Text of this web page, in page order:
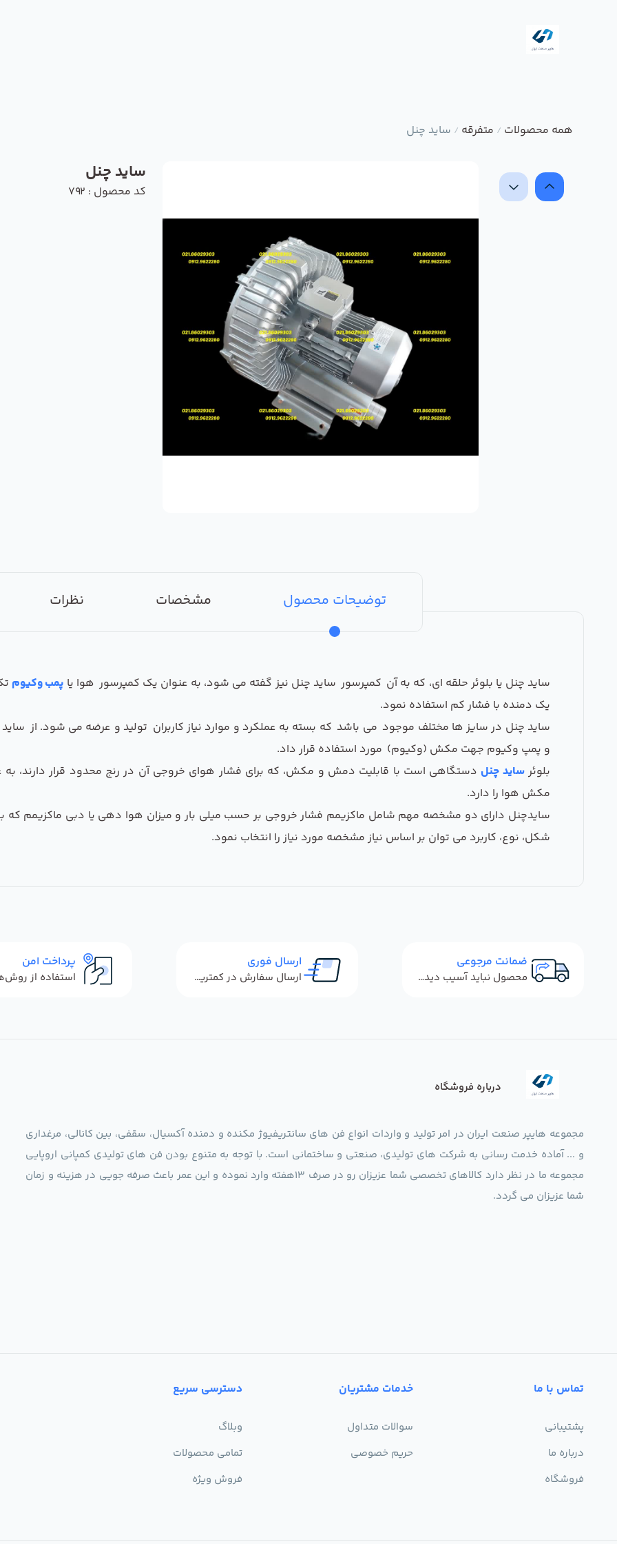
همه محصولات / متفرقه / ساید چنل
ساید چنل
کد محصول : 792
توضیحات محصول مشخصات نظرات
ساید چنل یا بلوئر حلقه ای، که به آن کمپرسور ساید چنل نیز گفته می شود، به عنوان یک کمپرسور هوا یا پمب وکیوم
یک دمنده با فشار کم استفاده نمود.
ساید چنل در سایز ها مختلف موجود می باشد که بسته به عملکرد و موارد نیاز کاربران تولید و عرضه می شود. از
و پمپ وکیوم جهت مکش (وکیوم) مورد استفاده قرار داد.
بلوئرساید چنل دستگاهی است با قابلیت دمش و مکش، که برای فشار هوای خروجی آن در رنج محدود قرار دارند،
مکش هوا را دارد.
سایدچنل دارای دو مشخصه مهم شامل ماکزیمم فشار خروجی بر حسب میلی بار و میزان هوا دهی یا دبی ماکزیمم
شکل، نوع، کاربرد می توان بر اساس نیاز مشخصه مورد نیاز را انتخاب نمود.
ضمانت مرجوعی
محصول نباید آسیب دیده باشد
ارسال فوری
ارسال سفارش در کمترین زمان ممکن
پرداخت امن
درباره فروشگاه
مجموعه هایپر صنعت ایران در امر تولید و واردات انواع فن های سانتریفیوژ مکنده و دمنده آکسیال، سقفی، بین کانالی، مرغداری
و ... آماده خدمت رسانی به شرکت های تولیدی، صنعتی و ساختمانی است. با توجه به متنوع بودن فن های تولیدی کمپانی اروپایی
مجموعه ما در نظر دارد کالاهای تخصصی شما عزیزان رو در صرف 13هفته وارد نموده و این عمر باعث صرفه جویی در هزینه و زمان
شما عزیزان می گردد.
تماس با ما
پشتیبانی
درباره ما
فروشگاه
خدمات مشتریان
سوالات متداول
حریم خصوصی
دسترسی سریع
وبلاگ
تمامی محصولات
فروش ویژه